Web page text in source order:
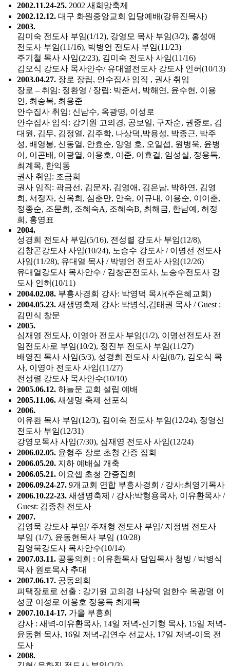
2002.11.24-25. 2002 새희망축제
2002.12.12. 대구 화원중앙교회 입당예배(강유진목사)
2003.
김미숙 전도사 부임(1/12), 강영모 목사 부임(3/2), 홍성애
전도사 부임(11/16), 박병언 전도사 부임(11/23)
주기철 목사 사임(2/23), 김미숙 전도사 사임(11/16)
김오식 강도사 목사안수/ 유대열전도사 강도사 인허(10/13)
2003.04.27. 장로 장립, 안수집사 임직 , 권사 취임
장로 – 취임: 정환영 / 장립: 박준서, 박해연, 윤수현, 이용
인, 최승복, 최용준
안수집사 취임: 신남수, 옥광명, 이성로
안수집사 임직: 강기원 고의경, 공보일, 구자순, 권중로, 김
대원, 김무, 김정열, 김주학, 나상덕,박용성, 박종근, 박주
성, 배영봉, 신동열, 안효순, 양영 호, 오일섭, 원병욱, 윤병
이, 이곤배, 이광열, 이용호, 이준, 이효걸, 임성실, 정용득,
최계목, 한익동
권사 취임: 조금희
권사 임직: 곽금선, 김문자, 김영애, 김은남, 박하연, 김영
희, 서정자, 신옥희, 심춘만, 안숙, 이규내, 이용순, 이이춘,
정종순, 조문희, 조혜숙A, 조혜숙B, 최해금, 한남예, 허정
희, 홍영표
2004.
성경희 전도사 부임(5/16), 전성렬 강도사 부임(12/8),
김창곤강도사 사임(10/24), 노승수 강도사 / 이명선 전도사
사임(11/28), 유대열 목사 / 박병언 전도사 사임(12/26)
유대열강도사 목사안수 / 김창곤전도사, 노승수전도사 강
도사 인허(10/11)
2004.02.08. 부흥사경회 강사: 박영덕 목사(주은혜교회)
2004.05.23. 새생명축제 강사: 박병식,김태권 목사 / Guest :
김민식 창문
2005.
심재영 전도사, 이영아 전도사 부임(1/2), 이명선전도사 전
임전도사로 부임(10/2), 정진부 전도사 부임(11/27)
배영진 목사 사임(5/3), 성경희 전도사 사임(8/7), 김오식 목
사, 이영아 전도사 사임(11/27)
전성렬 강도사 목사안수(10/10)
2005.06.12. 하늘문 교회 설립 예배
2005.11.06. 새생명 축제 선포식
2006.
이유환 목사 부임(12/3), 김이숙 전도사 부임(12/24), 정영신
전도사 부임(12/31)
강영모목사 사임(7/30), 심재영 전도사 사임(12/24)
2006.02.05. 윤형주 장로 초청 간증 집회
2006.05.20. 지하 예배실 개축
2006.05.21. 이요셉 초청 간증집회
2006.09.24-27. 9개교회 연합 부흥사경회 / 강사:최영기목사
2006.10.22-23. 새생명축제 / 강사:박형용목사, 이유환목사 /
Guest: 김종찬 전도사
2007.
김영묵 강도사 부임/ 주재형 전도사 부임/ 지정범 전도사
부임 (1/7), 윤동현목사 부임 (10/28)
김영묵강도사 목사안수(10/14)
2007.03.11. 공동의회 : 이유환목사 담임목사 청빙 / 박병식
목사 원로목사 추대
2007.06.17. 공동의회
피택장로로 선출 : 강기원 고의경 나상덕 엄한수 옥광명 이
성균 이성로 이용호 정용득 최계목
2007.10.14-17. 가을 부흥회
강사 : 새벽-이유환목사, 14일 저녁-신기형 목사, 15일 저녁-
윤동현 목사, 16일 저녁-김연수 선교사, 17일 저녁-이옥 전
도사
2008.